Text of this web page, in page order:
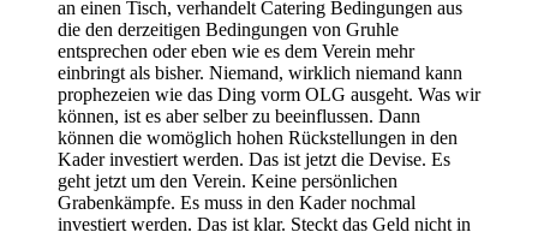
an einen Tisch, verhandelt Catering Bedingungen aus
die den derzeitigen Bedingungen von Gruhle
entsprechen oder eben wie es dem Verein mehr
einbringt als bisher. Niemand, wirklich niemand kann
prophezeien wie das Ding vorm OLG ausgeht. Was wir
können, ist es aber selber zu beeinflussen. Dann
können die womöglich hohen Rückstellungen in den
Kader investiert werden. Das ist jetzt die Devise. Es
geht jetzt um den Verein. Keine persönlichen
Grabenkämpfe. Es muss in den Kader nochmal
investiert werden. Das ist klar. Steckt das Geld nicht in